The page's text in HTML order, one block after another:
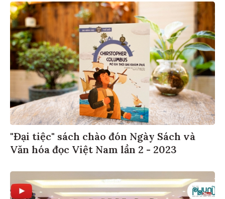
"Đại tiệc" sách chào đón Ngày Sách và
Văn hóa đọc Việt Nam lần 2 - 2023